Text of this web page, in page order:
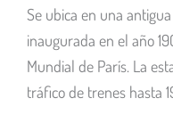
Se ubica en una
inaugurada en el año
Mundial de París. La
tráfico de trenes hasta